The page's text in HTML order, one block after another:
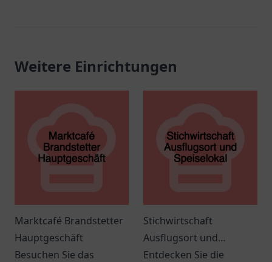
Weitere Einrichtungen
Marktcafé Brandstetter
Hauptgeschäft
Besuchen Sie das
Stichwirtschaft
Ausflugsort und
Speiselokal
Entdecken Sie die